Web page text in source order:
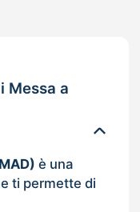
Messa a
è una
ti permette di